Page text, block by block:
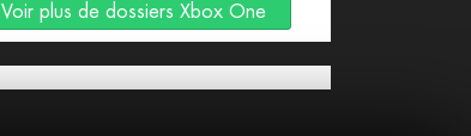
Voir plus de dossiers Xbox One